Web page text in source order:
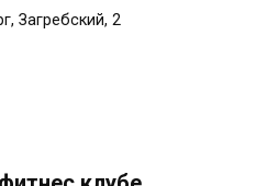
Загребский, 2